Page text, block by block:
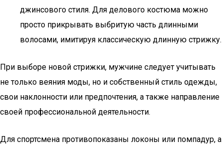
джинсового стиля. Для делового костюма можно
просто прикрывать выбритую часть длинными
волосами, имитируя классическую длинную стрижку.
При выборе новой стрижки, мужчине следует учитывать
не только веяния моды, но и собственный стиль одежды,
свои наклонности или предпочтения, а также направление
своей профессиональной деятельности.
Для спортсмена противопоказаны локоны или помпадур, а